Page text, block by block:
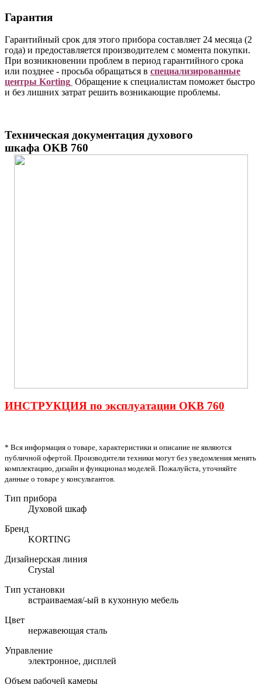
Гарантия
Гарантийный срок для этого прибора составляет 24 месяца (2
года) и предоставляется производителем с момента покупки.
При возникновении проблем в период гарантийного срока
или позднее - просьба обращаться в специализированные
центры Korting Обращение к специалистам поможет быстро
и без лишних затрат решить возникающие проблемы.
Техническая документация духового
шкафа OKB 760
ИНСТРУКЦИЯ по эксплуатации OKB 760
* Вся информация о товаре, характеристики и описание не являются
публичной офертой. Производители техники могут без уведомления менять
комплектацию, дизайн и функционал моделей. Пожалуйста, уточняйте
данные о товаре у консультантов.
Тип прибора
Духовой шкаф
Бренд
KORTING
Дизайнерская линия
Crystal
Тип установки
встраиваемая/-ый в кухонную мебель
Цвет
нержавеющая сталь
Управление
электронное, дисплей
Объем рабочей камеры